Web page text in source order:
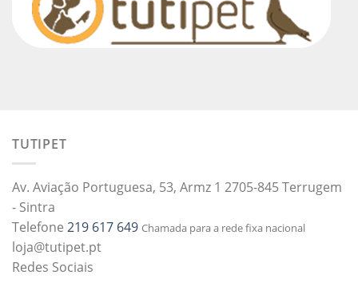
TUTIPET
Av. Aviação Portuguesa, 53, Armz 1 2705-845 Terrugem
- Sintra
Telefone 219 617 649 Chamada para a rede fixa nacional
loja@tutipet.pt
Redes Sociais